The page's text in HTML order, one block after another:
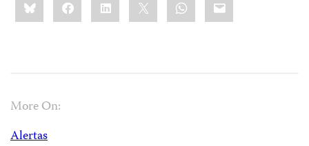
this:
More On:
Alertas